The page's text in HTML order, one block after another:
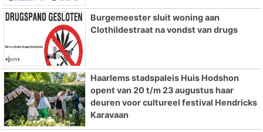
Burgemeester sluit woning aan
Clothildestraat na vondst van drugs
Haarlems stadspaleis Huis Hodshon
opent van 20 t/m 23 augustus haar
deuren voor cultureel festival Hendricks
Karavaan